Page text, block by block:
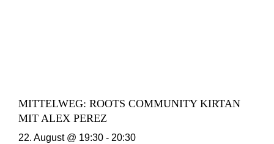
MITTELWEG: ROOTS COMMUNITY KIRTAN
MIT ALEX PEREZ
22. August @ 19:30 - 20:30